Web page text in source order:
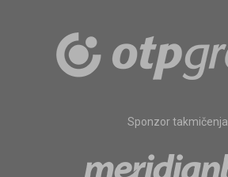
Sponzor takmičenja